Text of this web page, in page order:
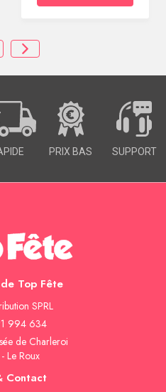
PRIX BAS SUPPORT
Top Fête
SPRL
994 634
de Charleroi
Le Roux
Contact